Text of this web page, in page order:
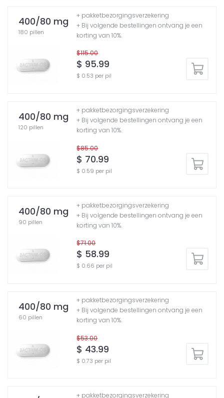
400/80 mg
180 pillen
$115.00
$ 95.99
$ 0.53 per pil
+ pakketbezorgingsverzekering
+ Bij volgende bestellingen ontvang je een
korting van 10%.
400/80 mg
120 pillen
$85.00
$ 70.99
$ 0.59 per pil
+ pakketbezorgingsverzekering
+ Bij volgende bestellingen ontvang je een
korting van 10%.
400/80 mg
90 pillen
$71.00
$ 58.99
$ 0.66 per pil
+ pakketbezorgingsverzekering
+ Bij volgende bestellingen ontvang je een
korting van 10%.
400/80 mg
60 pillen
$53.00
$ 43.99
$ 0.73 per pil
+ pakketbezorgingsverzekering
+ Bij volgende bestellingen ontvang je een
korting van 10%.
+ pakketbezorgingsverzekering